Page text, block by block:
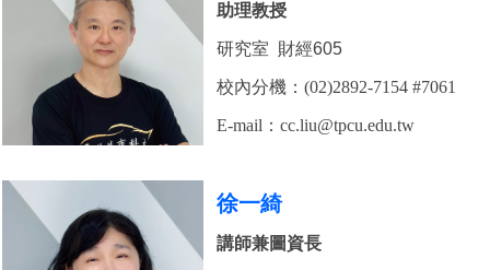
助理教授
研究室 財經605
校內分機：(02)2892-7154 #7061
E-mail： cc.liu@tpcu.edu.tw
徐一綺
講師兼圖資長